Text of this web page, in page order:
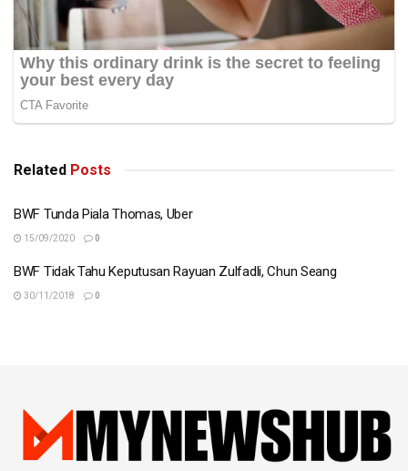
Tags: BWF tan chun seang Zulfadli Zulkifli
Related Posts
BWF Tunda Piala Thomas, Uber
15/09/2020 0
BWF Tidak Tahu Keputusan Rayuan Zulfadli, Chun Seang
30/11/2018 0